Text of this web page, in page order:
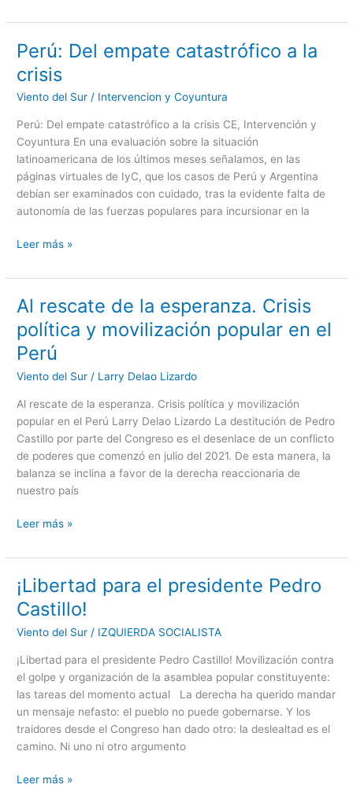
Latinoamérica
Perú: Del empate catastrófico a la
crisis
Viento del Sur / Intervencion y Coyuntura
Perú: Del empate catastrófico a la crisis CE, Intervención y
Coyuntura En una evaluación sobre la situación
latinoamericana de los últimos meses señalamos, en las
páginas virtuales de IyC, que los casos de Perú y Argentina
debían ser examinados con cuidado, tras la evidente falta de
autonomía de las fuerzas populares para incursionar en la
Perú:
empate
catastrófico
crisis
Leer más »
Al rescate de la esperanza. Crisis
política y movilización popular en el
Perú
Viento del Sur / Larry Delao Lizardo
Al rescate de la esperanza. Crisis política y movilización
popular en el Perú Larry Delao Lizardo La destitución de Pedro
Castillo por parte del Congreso es el desenlace de un conflicto
de poderes que comenzó en julio del 2021. De esta manera, la
balanza se inclina a favor de la derecha reaccionaria de
nuestro país
Al
rescate
de
la
esperanza.
política
y
movilización
popular
en
el
Leer más »
¡Libertad para el presidente Pedro
Castillo!
Viento del Sur / IZQUIERDA SOCIALISTA
¡Libertad para el presidente Pedro Castillo! Movilización contra
el golpe y organización de la asamblea popular constituyente:
las tareas del momento actual La derecha ha querido mandar
un mensaje nefasto: el pueblo no puede gobernarse. Y los
traidores desde el Congreso han dado otro: la deslealtad es el
camino. Ni uno ni otro argumento
¡Libertad
para
el
presidente
Castillo!
Leer más »